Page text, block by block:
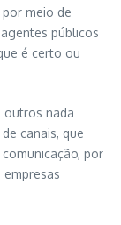
meio de
públicos
é certo ou
outros nada
canais, que
por